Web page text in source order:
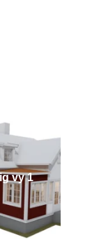
vy 1